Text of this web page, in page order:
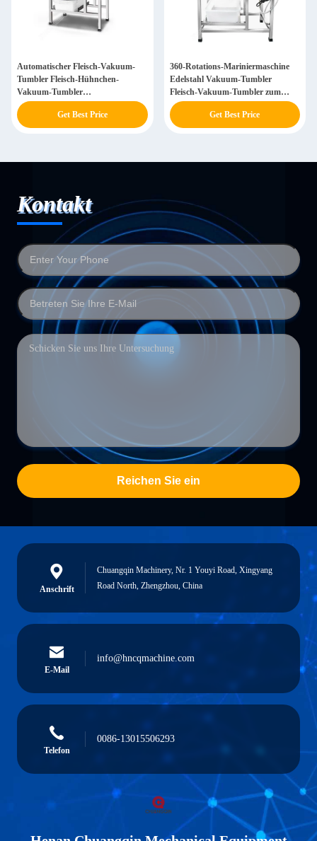
Automatischer Fleisch-Vakuum-
Tumbler Fleisch-Hühnchen-
Vakuum-Tumbler
Marinationsmaschine Kimchi
Rindfleisch-Hühnchenbein für
Fastfood
Get Best Price
360-Rotations-Mariniermaschine
Edelstahl Vakuum-Tumbler
Fleisch-Vakuum-Tumbler zum
Verkauf
Get Best Price
Kontakt
Reichen Sie ein
Anschrift
Chuangqin Machinery, Nr. 1 Youyi Road, Xingyang
Road North, Zhengzhou, China
E-Mail
info@hncqmachine.com
Telefon
0086-13015506293